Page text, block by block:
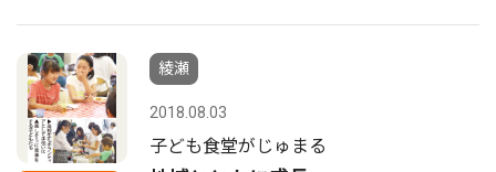
綾瀬
2018.08.03
子ども食堂がじゅまる